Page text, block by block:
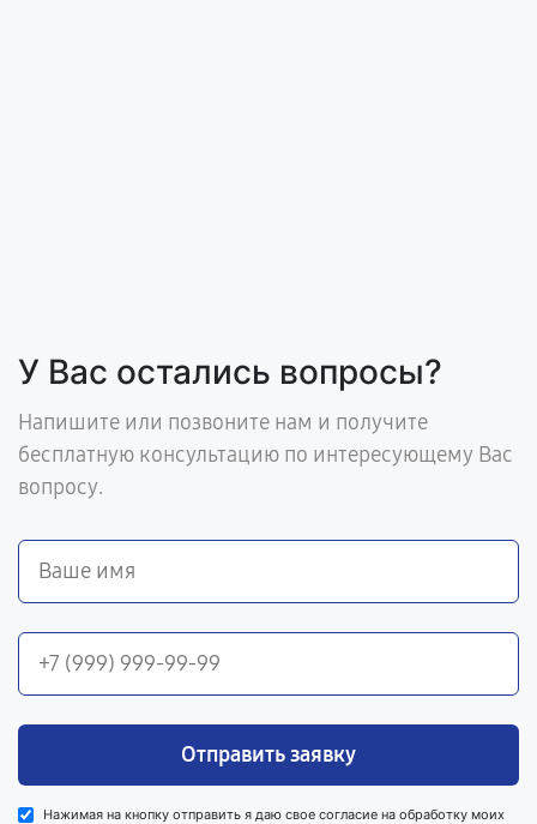
У Вас остались вопросы?
Напишите или позвоните нам и получите
бесплатную консультацию по интересующему Вас
вопросу.
Отправить заявку
Нажимая на кнопку отправить я даю свое согласие на обработку моих